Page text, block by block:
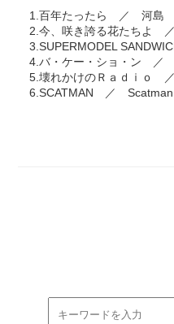
1.百年たったら ／ 河島
2.今、咲き誇る花たちよ
3.SUPERMODEL
4.バ・ケー・ショ・ン ／
5.壊れかけのＲａｄｉｏ
6.SCATMAN ／ Scatman